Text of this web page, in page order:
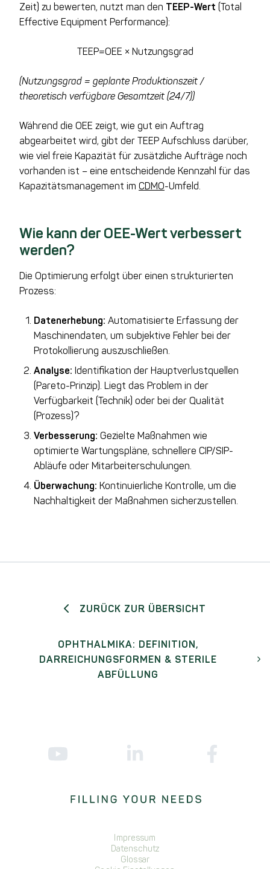
Zeit) zu bewerten, nutzt man den TEEP-Wert (Total
Effective Equipment Performance):
TEEP=OEE × Nutzungsgrad
(Nutzungsgrad = geplante Produktionszeit /
theoretisch verfügbare Gesamtzeit (24/7))
Während die OEE zeigt, wie gut ein Auftrag
abgearbeitet wird, gibt der TEEP Aufschluss darüber,
wie viel freie Kapazität für zusätzliche Aufträge noch
vorhanden ist – eine entscheidende Kennzahl für das
Kapazitätsmanagement im CDMO-Umfeld.
Wie kann der OEE-Wert verbessert
werden?
Die Optimierung erfolgt über einen strukturierten
Prozess:
Datenerhebung: Automatisierte Erfassung der
Maschinendaten, um subjektive Fehler bei der
Protokollierung auszuschließen.
Analyse: Identifikation der Hauptverlustquellen
(Pareto-Prinzip). Liegt das Problem in der
Verfügbarkeit (Technik) oder bei der Qualität
(Prozess)?
Verbesserung: Gezielte Maßnahmen wie
optimierte Wartungspläne, schnellere CIP/SIP-
Abläufe oder Mitarbeiterschulungen.
Überwachung: Kontinuierliche Kontrolle, um die
Nachhaltigkeit der Maßnahmen sicherzustellen.
ZURÜCK ZUR ÜBERSICHT
OPHTHALMIKA: DEFINITION,
DARREICHUNGSFORMEN & STERILE
ABFÜLLUNG
Impressum
Datenschutz
Glossar